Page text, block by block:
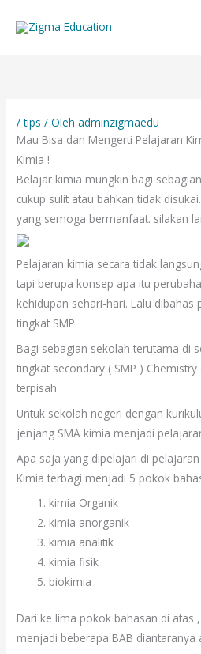
/tips / Olehadminzigmaedu
Mau Bisa dan Mengerti Pelajaran
Kimia !
Belajar kimia mungkin bagi
cukup sulit atau bahkan tidak
yang semoga bermanfaat. silakan
Pelajaran kimia secara tidak
tapi berupa konsep apa itu
kehidupan sehari-hari. Lalu dibahas
tingkat SMP.
Bagi sebagian sekolah terutama di
tingkat secondary ( SMP )
terpisah.
Untuk sekolah negeri dengan
jenjang SMA kimia menjadi
Apa saja yang dipelajari di
Kimia terbagi menjadi 5 pokok
kimia Organik
kimia anorganik
kimia analitik
kimia fisik
biokimia
Dari ke lima pokok bahasan di atas
menjadi beberapa BAB diantaranya